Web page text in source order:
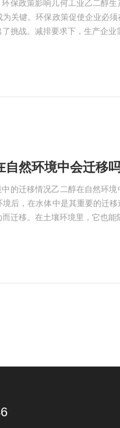
保政策影响几何工业乙二醇
关键。环保政策促使企业必
挑战。减排要求下，生产企业
自然环境中会迁移
的迁移情况乙二醇在自然环
后，在水体中是其重要的迁
迁移。在土壤环境里，它也能